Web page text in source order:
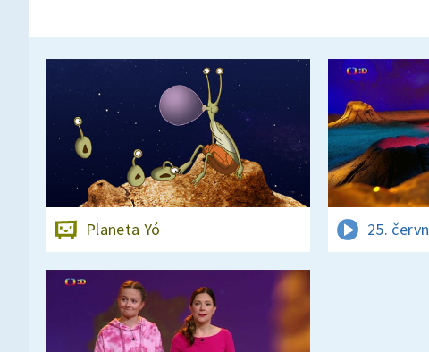
Planeta Yó 25.